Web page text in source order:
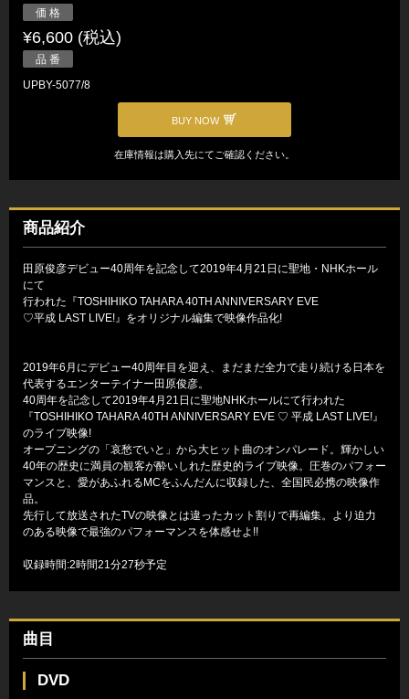
価 格
¥6,600 (税込)
品 番
UPBY-5077/8
BUY NOW
在庫情報は購入先にてご確認ください。
商品紹介
田原俊彦デビュー40周年を記念して2019年4月21日に聖地・NHKホール
にて
行われた『TOSHIHIKO TAHARA 40TH ANNIVERSARY EVE
♡平成 LAST LIVE!』をオリジナル編集で映像作品化!
2019年6月にデビュー40周年目を迎え、まだまだ全力で走り続ける日本を
代表するエンターテイナー田原俊彦。
40周年を記念して2019年4月21日に聖地NHKホールにて行われた
『TOSHIHIKO TAHARA 40TH ANNIVERSARY EVE ♡ 平成 LAST LIVE!』
のライブ映像!
オープニングの「哀愁でいと」から大ヒット曲のオンパレード。輝かしい
40年の歴史に満員の観客が酔いしれた歴史的ライブ映像。圧巻のパフォー
マンスと、愛があふれるMCをふんだんに収録した、全国民必携の映像作
品。
先行して放送されたTVの映像とは違ったカット割りで再編集。より迫力
のある映像で最強のパフォーマンスを体感せよ!!
収録時間:2時間21分27秒予定
曲目
DVD